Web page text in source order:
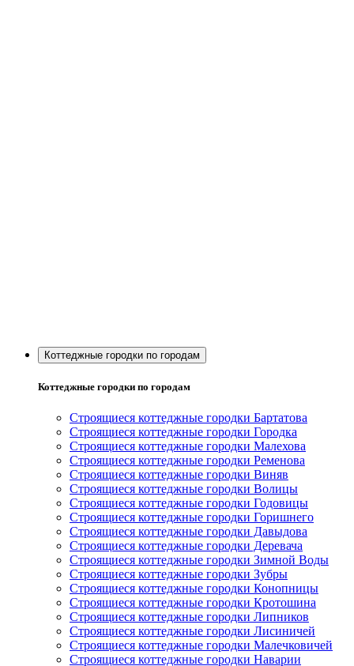
Коттеджные городки по городам
Коттеджные городки по городам
Строящиеся коттеджные городки Бартатова
Строящиеся коттеджные городки Городка
Строящиеся коттеджные городки Малехова
Строящиеся коттеджные городки Ременова
Строящиеся коттеджные городки Виняв
Строящиеся коттеджные городки Волицы
Строящиеся коттеджные городки Годовицы
Строящиеся коттеджные городки Горишнего
Строящиеся коттеджные городки Давыдова
Строящиеся коттеджные городки Деревача
Строящиеся коттеджные городки Зимной Воды
Строящиеся коттеджные городки Зубры
Строящиеся коттеджные городки Конопницы
Строящиеся коттеджные городки Кротошина
Строящиеся коттеджные городки Липников
Строящиеся коттеджные городки Лисиничей
Строящиеся коттеджные городки Малечковичей
Строящиеся коттеджные городки Наварии